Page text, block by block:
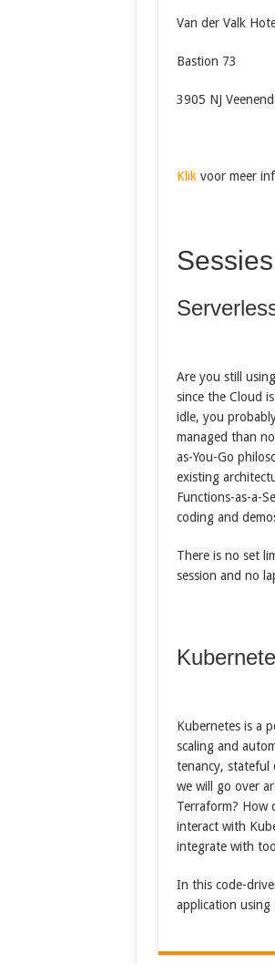
Van der Valk
Bastion 73
3905 NJ
Klik voor meer
Are you still
since the Cloud
idle, you
managed than
as-You-Go
existing
Functions-as-a-
coding and
There is no set
session and no
Kubernetes is a
scaling and
tenancy, stateful
we will go over
Terraform? How
interact with
integrate with
In this code-
application using